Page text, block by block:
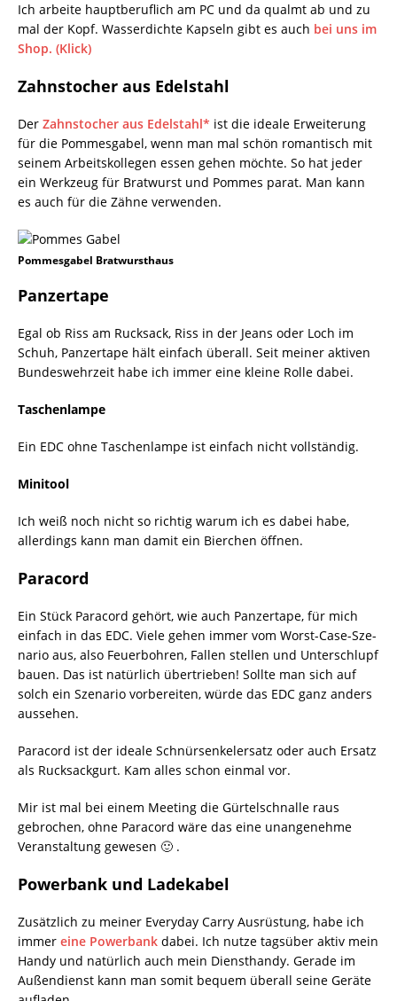
Ich arbeite hauptberuflich am PC und da qualmt ab und zu
mal der Kopf. Wasserdichte Kapseln gibt es auch bei uns im
Shop. (Klick)
Zahnstocher aus Edelstahl
Der Zahnstocher aus Edelstahl* ist die ideale Erweiterung
für die Pommesgabel, wenn man mal schön romantisch mit
seinem Arbeitskollegen essen gehen möchte. So hat jeder
ein Werkzeug für Bratwurst und Pommes parat. Man kann
es auch für die Zähne verwenden.
Pommesgabel Bratwursthaus
Panzertape
Egal ob Riss am Rucksack, Riss in der Jeans oder Loch im
Schuh, Panzertape hält einfach überall. Seit meiner aktiven
Bundeswehrzeit habe ich immer eine kleine Rolle dabei.
Taschenlampe
Ein EDC ohne Taschenlampe ist einfach nicht vollständig.
Minitool
Ich weiß noch nicht so richtig warum ich es dabei habe,
allerdings kann man damit ein Bierchen öffnen.
Paracord
Ein Stück Paracord gehört, wie auch Panzertape, für mich
einfach in das EDC. Viele gehen immer vom Worst-Case-Sze­
na­rio aus, also Feuerbohren, Fallen stellen und Unterschlupf
bauen. Das ist natürlich übertrieben! Sollte man sich auf
solch ein Szenario vorbereiten, würde das EDC ganz anders
aussehen.
Paracord ist der ideale Schnürsenkelersatz oder auch Ersatz
als Rucksackgurt. Kam alles schon einmal vor.
Mir ist mal bei einem Meeting die Gürtelschnalle raus
gebrochen, ohne Paracord wäre das eine unangenehme
Veranstaltung gewesen 🙂 .
Powerbank und Ladekabel
Zusätzlich zu meiner Everyday Carry Ausrüstung, habe ich
immer eine Powerbank dabei. Ich nutze tagsüber aktiv mein
Handy und natürlich auch mein Diensthandy. Gerade im
Außendienst kann man somit bequem überall seine Geräte